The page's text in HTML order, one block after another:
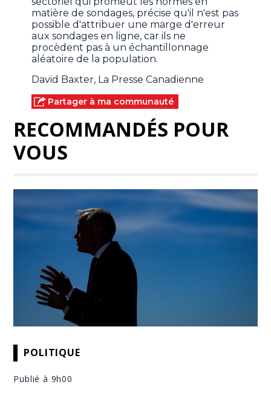
matière de sondages, précise qu'il n'est pas
possible d'attribuer une marge d'erreur
aux sondages en ligne, car ils ne
procèdent pas à un échantillonnage
aléatoire de la population.
David Baxter, La Presse Canadienne
Partager à ma communauté
RECOMMANDÉS POUR
VOUS
POLITIQUE
Publié à 9h00